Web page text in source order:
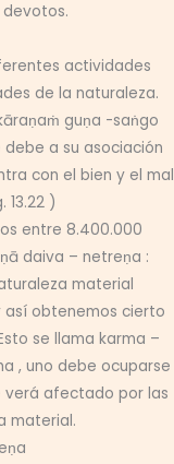
actividades
de la naturaleza.
guṇa -saṅgo
debe a su asociación
con el bien y el mal
13.22 )
entre 8.400.000
daiva – netreṇa :
material
así obtenemos cierto
se llama karma –
, uno debe ocuparse
verá afectado por las
material.